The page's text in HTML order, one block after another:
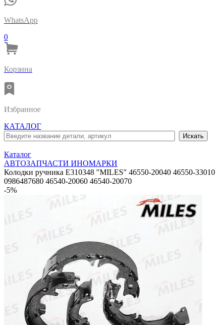
WhatsApp
0
Корзина
Избранное
КАТАЛОГ
Каталог
АВТОЗАПЧАСТИ ИНОМАРКИ
Колодки ручника E310348 "MILES" 46550-20040 46550-33010
0986487680 46540-20060 46540-20070
-5%